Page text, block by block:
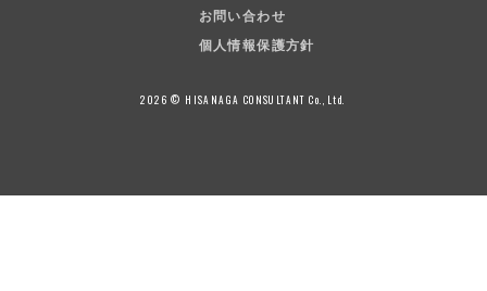
お問い合わせ
個人情報保護方針
2026 © HISANAGA CONSULTANT Co.,Ltd.